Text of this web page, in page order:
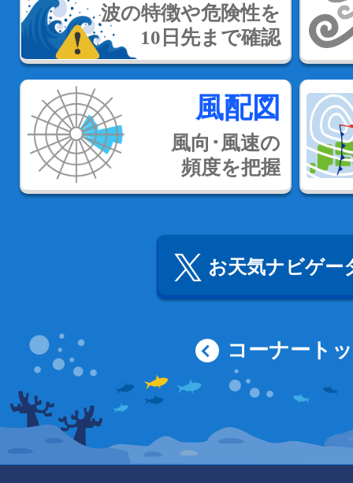
波の特徴や危険性を
10日先まで確認
風配図
風向･風速の
頻度を把握
お天気ナビゲー
コーナート